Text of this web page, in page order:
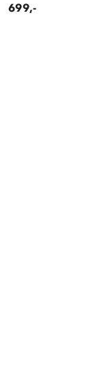
699,-